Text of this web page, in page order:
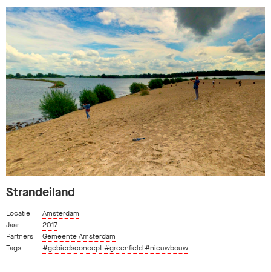
Strandeiland
Locatie
Amsterdam
Jaar
2017
Partners
Gemeente Amsterdam
Tags
#gebiedsconcept#greenfield#nieuwbouw